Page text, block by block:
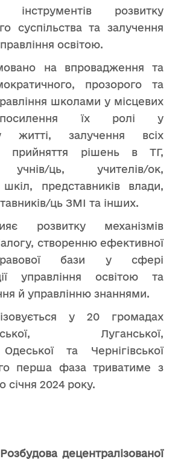
розвитку
суспільства та залучення
освітою.
на впровадження та
прозорого та
школами у місцевих
посилення їх ролі у
житті, залучення всіх
прийняття рішень в ТГ,
ць, учителів/ок,
шкіл, представників влади,
ць ЗМІ та інших.
розвитку механізмів
створенню ефективної
правової бази у сфері
управління освітою та
й управлінню знаннями.
у 20 громадах
Луганської,
та Чернігівської
перша фаза триватиме з
січня 2024 року.
децентралізованої